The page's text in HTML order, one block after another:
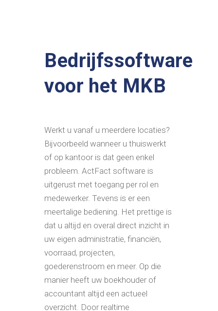
Bedrijfssoftware
voor het MKB
Werkt u vanaf u meerdere locaties?
Bijvoorbeeld wanneer u thuiswerkt
of op kantoor is dat geen enkel
probleem. ActFact software is
uitgerust met toegang per rol en
medewerker. Tevens is er een
meertalige bediening. Het prettige is
dat u altijd en overal direct inzicht in
uw eigen administratie, financiën,
voorraad, projecten,
goederenstroom en meer. Op die
manier heeft uw boekhouder of
accountant altijd een actueel
overzicht. Door realtime